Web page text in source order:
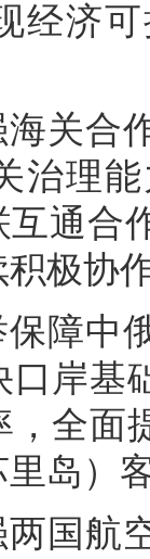
经济
关合
治理
互通合
极协
障中
口岸基
，全面
岛）
国航